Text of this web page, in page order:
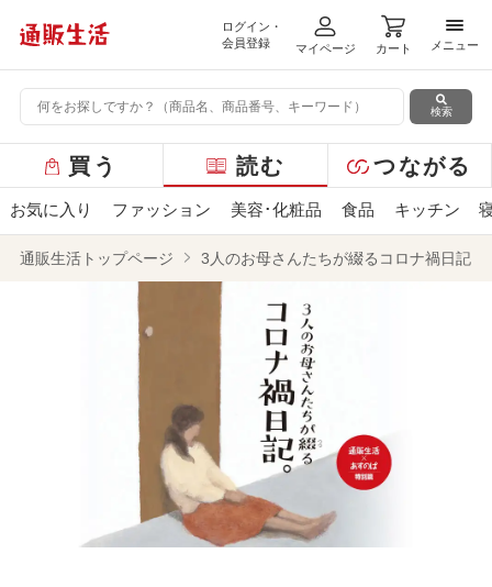
ログイン・
会員登録
マイページ カート
メニ
メニュー
検索
ー
バ
買う 読む つながる
お気に入り ファッション 美容･化粧品 食品 キッチン
通販生活トップページ 3人のお母さんたちが綴るコロナ禍日記。